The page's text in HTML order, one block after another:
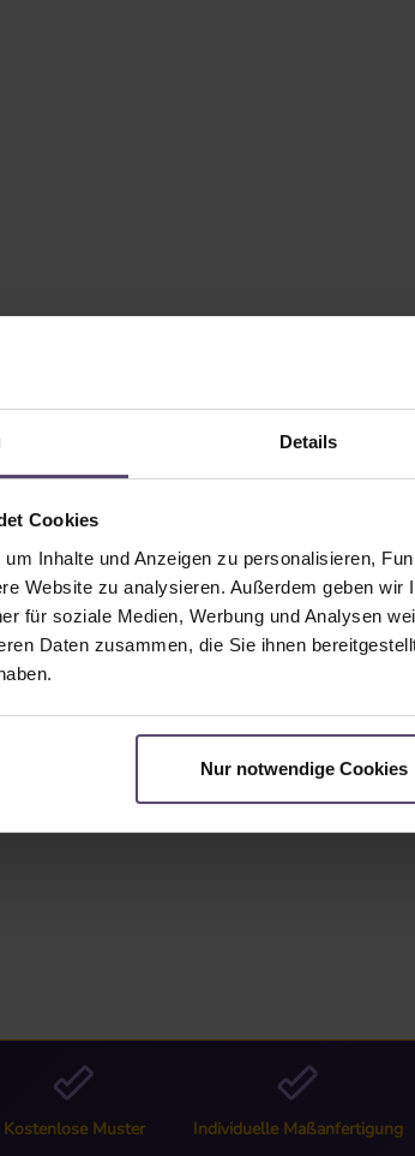
Details
Cookies
Inhalte und Anzeigen zu personalisieren,
Website zu analysieren. Außerdem geben
für soziale Medien, Werbung und Analysen
Daten zusammen, die Sie ihnen
Nur notwendige Cookies
Kostenlose Muster Individuelle Maßanfertigung